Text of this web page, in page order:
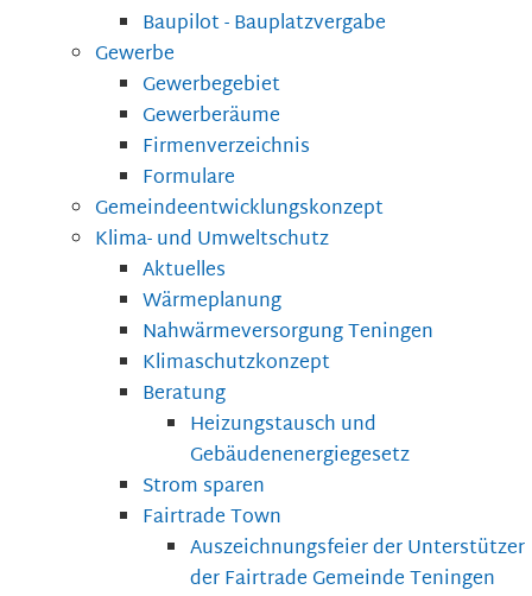
Baupilot - Bauplatzvergabe
Gewerbe
Gewerbegebiet
Gewerberäume
Firmenverzeichnis
Formulare
Gemeindeentwicklungskonzept
Klima- und Umweltschutz
Aktuelles
Wärmeplanung
Nahwärmeversorgung Teningen
Klimaschutzkonzept
Beratung
Heizungstausch und
Gebäudenenergiegesetz
Strom sparen
Fairtrade Town
Auszeichnungsfeier der Unterstützer
der Fairtrade Gemeinde Teningen